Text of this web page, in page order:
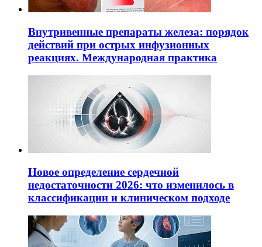
Внутривенные препараты железа: порядок
действий при острых инфузионных
реакциях. Международная практика
Новое определение сердечной
недостаточности 2026: что изменилось в
классификации и клиническом подходе